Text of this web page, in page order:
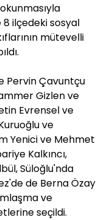
ilçedeki sosyal
mütevelli
Pervin Çavuntçu
Gizlen ve
Evrensel ve
ve
Yenici ve Mehmet
Kalkıncı,
Süloğlu'nda
de Berna Özay
ve
seçildi.